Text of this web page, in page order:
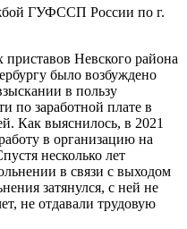
ГУФССП России по г.
Невского района
было возбуждено
в пользу
по заработной плате в
Как выяснилось, в 2021
в организацию на
несколько лет
в связи с выходом
затянулся, с ней не
не отдавали трудовую